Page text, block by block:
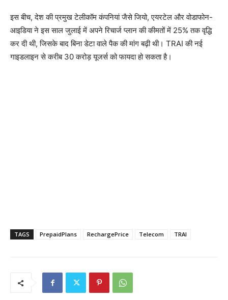
इस बीच, देश की प्रमुख टेलीकॉम कंपनियां जैसे जियो, एयरटेल और वोडाफोन-
आइडिया ने इस साल जुलाई में अपने रिचार्ज प्लान की कीमतों में 25% तक वृद्धि
कर दी थी, जिसके बाद बिना डेटा वाले पैक की मांग बढ़ी थी। TRAI की नई
गाइडलाइन से करीब 30 करोड़ यूजर्स को फायदा हो सकता है।
TAGS PrepaidPlans RechargePrice Telecom TRAI